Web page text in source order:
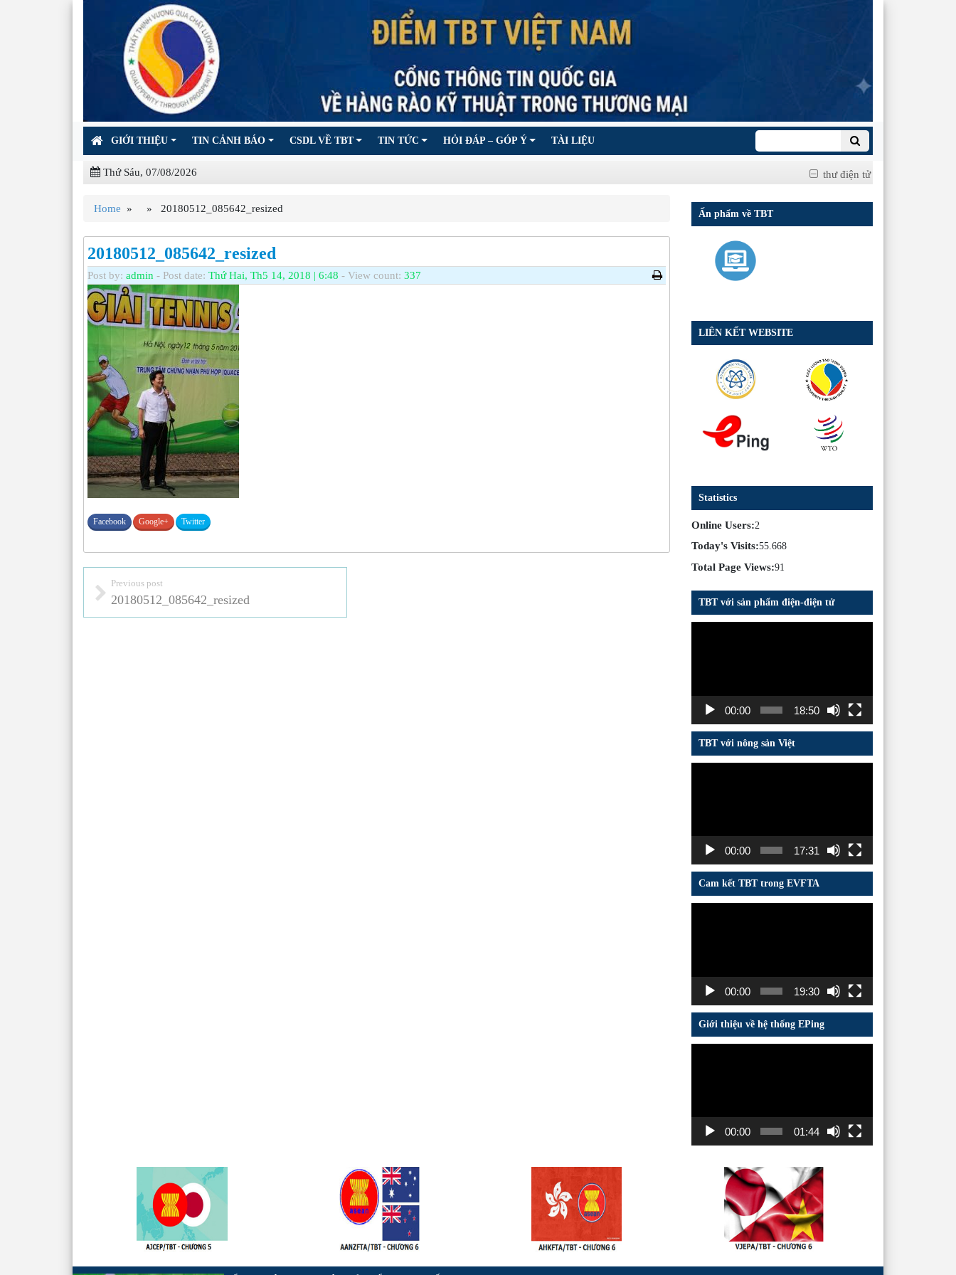
GIỚI THIỆU TIN CẢNH BÁO CSDL VỀ TBT TIN TỨC HỎI ĐÁP – GÓP Ý TÀI LIỆU
Thứ Sáu, 07/08/2026 thư điện tử
Home » » 20180512_085642_resized
20180512_085642_resized
Post by: admin - Post date: Thứ Hai, Th5 14, 2018 | 6:48 - View count: 337
Facebook Google+ Twitter
Previous post
20180512_085642_resized
Ấn phẩm về TBT
LIÊN KẾT WEBSITE
Statistics
Online Users:2
Today's Visits:55.668
Total Page Views:91
TBT với sản phẩm điện-điện tử
00:00 18:50
TBT với nông sản Việt
00:00 17:31
Cam kết TBT trong EVFTA
00:00 19:30
Giới thiệu về hệ thống EPing
00:00 01:44